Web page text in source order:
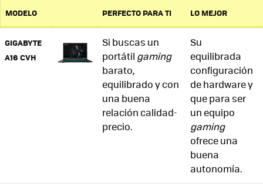
MODELO PERFECTO PARA TI LO MEJOR
GIGABYTE
A16 CVH
Si buscas un
portátil gaming
barato,
equilibrado y con
una buena
relación calidad-
precio.
Su
equilibrada
configuración
de hardware y
que para ser
un equipo
gaming
ofrece una
buena
autonomía.